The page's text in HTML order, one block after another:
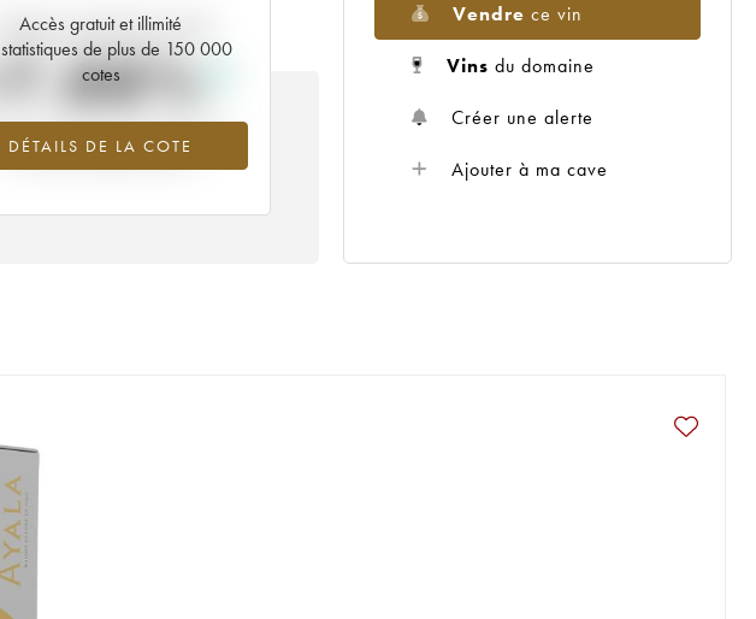
Accès gratuit et illimité
de plus de 150 000
cotes
DÉTAILS DE LA COTE
Tendance actuelle de la cote
à la hausse du millésime 2016
en 2026 par rapport à 2025
Vendre ce vin
Vins du domaine
Créer une alerte
Ajouter à ma cave